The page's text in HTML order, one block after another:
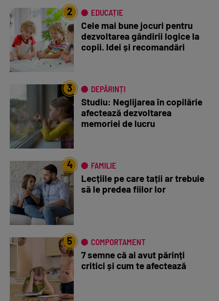
2 EDUCAȚIE
Cele mai bune jocuri pentru
dezvoltarea gândirii logice la
copii. Idei și recomandări
3 DEPĂRINȚI
Studiu: Neglijarea în copilărie
afectează dezvoltarea
memoriei de lucru
4 FAMILIE
Lecțiile pe care tații ar trebuie
să le predea fiilor lor
5 COMPORTAMENT
7 semne că ai avut părinți
critici și cum te afectează